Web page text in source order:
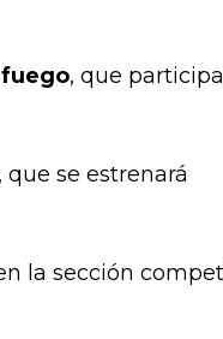
, que
se estrenará
la sección